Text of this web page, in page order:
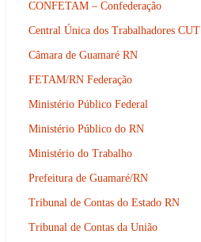
CONFETAM – Confederação
Central Única dos Trabalhadores CUT
Câmara de Guamaré RN
FETAM/RN Federação
Ministério Público Federal
Ministério Público do RN
Ministério do Trabalho
Prefeitura de Guamaré/RN
Tribunal de Contas do Estado RN
Tribunal de Contas da União